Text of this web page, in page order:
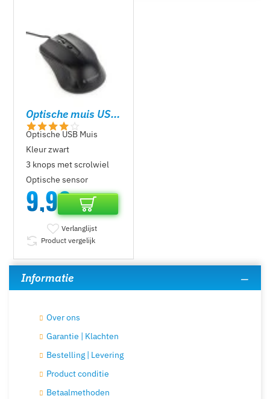
Optische muis USB zwart
Optische USB Muis
Kleur zwart
3 knops met scrolwiel
Optische sensor
9,99
Verlanglijst
Product vergelijk
Informatie
Over ons
Garantie | Klachten
Bestelling | Levering
Product conditie
Betaalmethoden